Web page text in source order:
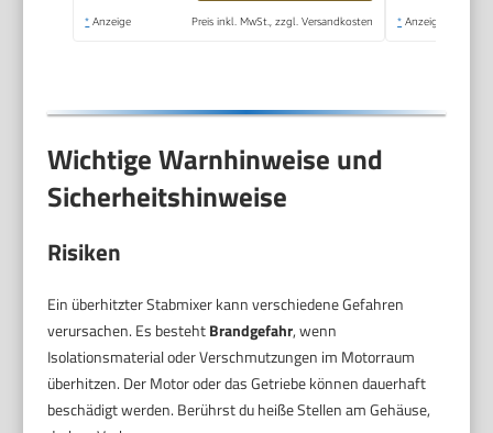
Smoothies & Suppen
* Anzeige Preis inkl. MwSt., zzgl. Versandkosten * Anzeige
Wichtige Warnhinweise und
Sicherheitshinweise
Risiken
Ein überhitzter Stabmixer kann verschiedene Gefahren
verursachen. Es bestehtBrandgefahr, wenn
Isolationsmaterial oder Verschmutzungen im Motorraum
überhitzen. Der Motor oder das Getriebe können dauerhaft
beschädigt werden. Berührst du heiße Stellen am Gehäuse,